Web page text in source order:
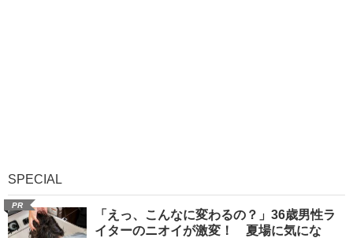
SPECIAL
PR
「えっ、こんなに変わるの？」36歳男性ラ
イターのニオイが激変！ 夏場に気にな